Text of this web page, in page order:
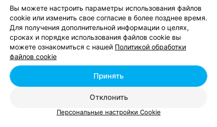
Добавить компанию
Вы можете настроить параметры использования файлов
cookie или изменить свое согласие в более позднее время.
Для получения дополнительной информации о целях,
сроках и порядке использования файлов cookie вы
можете ознакомиться с нашей Политикой обработки
файлов cookie
Отклонить
Принять
Персональные настройки Cookie